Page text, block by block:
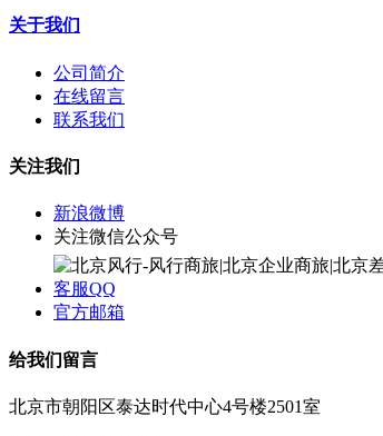
关于我们
公司简介
在线留言
联系我们
关注我们
新浪微博
关注微信公众号
客服QQ
官方邮箱
给我们留言
北京市朝阳区泰达时代中心4号楼2501室